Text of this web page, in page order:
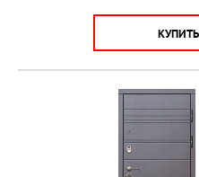
КУПИТЬ